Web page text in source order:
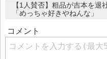
【1人賛否】粗品が吉本を退
「めっちゃ好きやねんな」